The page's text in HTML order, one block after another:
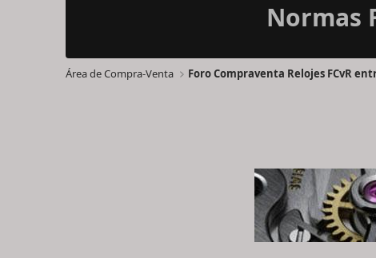
Normas
Área de Compra-Venta